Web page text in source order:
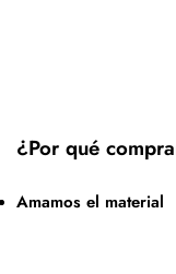
¿Por qué
Amamos el material